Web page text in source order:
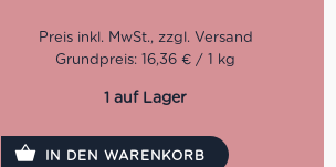
gluten- und laktosefrei ernähren wollen.
Grundpreis: 16,36 € / 1 kg
1 auf Lager
IN DEN WARENKORB